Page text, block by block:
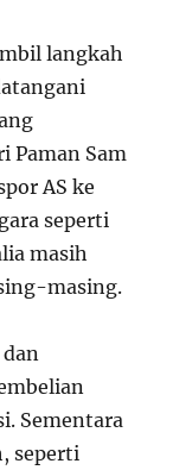
langkah
Paman Sam
AS ke
seperti
masih
masing.
Sementara
seperti